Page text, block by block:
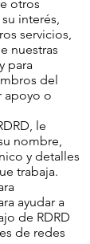
otros
interés,
servicios,
nuestras
para
del
apoyo o
le
nombre,
y detalles
trabaja.
ayudar a
de RDRD
de redes